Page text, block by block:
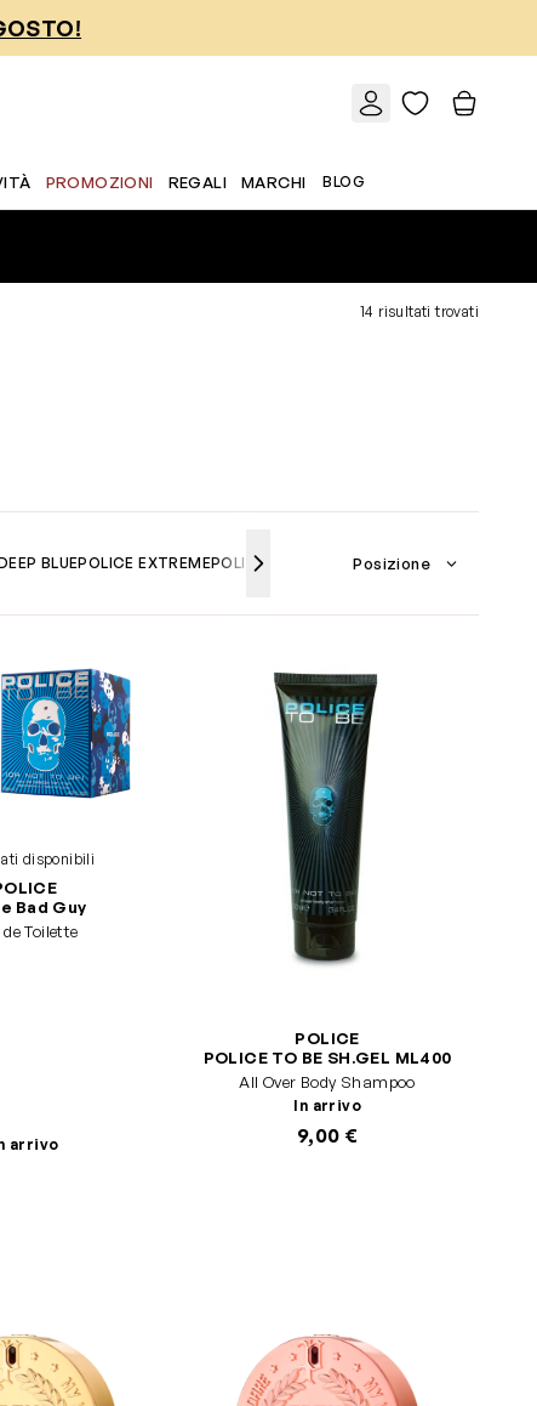
PROMOZIONI REGALI MARCHI BLOG
14 risultati trovati
BLUEPOLICE EXTREMEPOLICE CONTEMPORARY
disponibili
Bad Guy
de Toilette
arrivo
POLICE
POLICE TO BE SH.GEL ML400
All Over Body Shampoo
In arrivo
9,00 €